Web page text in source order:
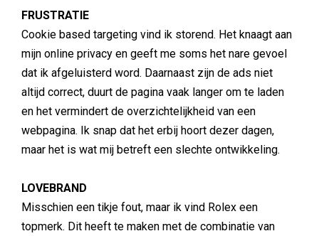
FRUSTRATIE
Cookie based targeting vind ik storend. Het knaagt aan
mijn online privacy en geeft me soms het nare gevoel
dat ik afgeluisterd word. Daarnaast zijn de ads niet
altijd correct, duurt de pagina vaak langer om te laden
en het vermindert de overzichtelijkheid van een
webpagina. Ik snap dat het erbij hoort dezer dagen,
maar het is wat mij betreft een slechte ontwikkeling.
LOVEBRAND
Misschien een tikje fout, maar ik vind Rolex een
topmerk. Dit heeft te maken met de combinatie van